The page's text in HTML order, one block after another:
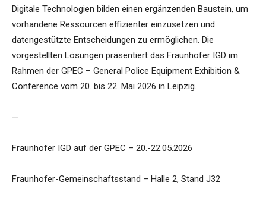
Digitale Technologien bilden einen ergänzenden Baustein, um
vorhandene Ressourcen effizienter einzusetzen und
datengestützte Entscheidungen zu ermöglichen. Die
vorgestellten Lösungen präsentiert das Fraunhofer IGD im
Rahmen der GPEC – General Police Equipment Exhibition &
Conference vom 20. bis 22. Mai 2026 in Leipzig.
—
Fraunhofer IGD auf der GPEC – 20.-22.05.2026
Fraunhofer-Gemeinschaftsstand – Halle 2, Stand J32